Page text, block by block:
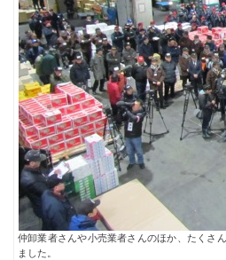
仲卸業者さんや小売業者さんのほか、たくさ
ました。